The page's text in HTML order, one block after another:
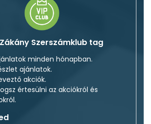
Szerszámklub tag
minden hónapban.
ajánlatok.
akciók.
értesülni az akciókról és